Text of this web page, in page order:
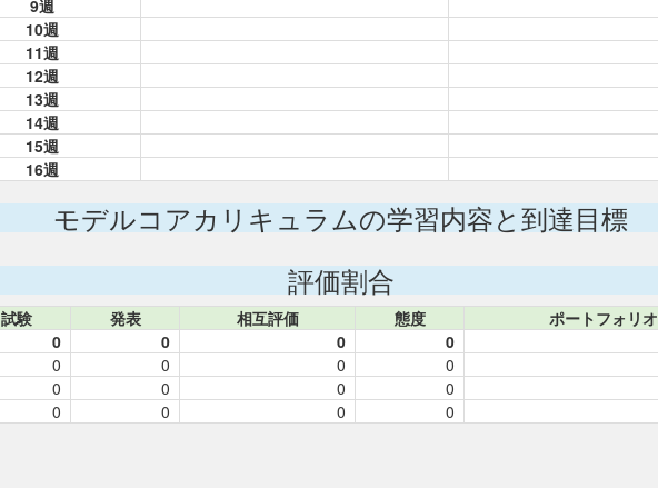
9週
10週
11週
12週
13週
14週
15週
16週
モデルコアカリキュラムの学習内容と到達目標
評価割合
試験 発表 相互評価 態度 ポートフォリオ
0 0 0 0
0 0 0 0
0 0 0 0
0 0 0 0